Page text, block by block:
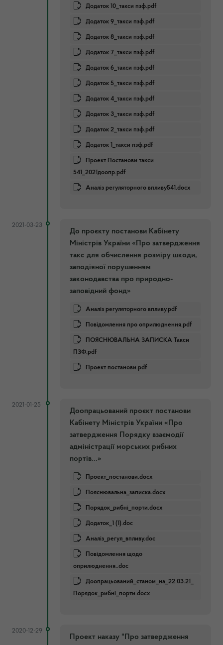
Додаток 10_такси пзф.pdf
Додаток 9_такси пзф.pdf
Додаток 8_такси пзф.pdf
Додаток 7_такси пзф.pdf
Додаток 6_такси пзф.pdf
Додаток 5_такси пзф.pdf
Додаток 4_такси пзф.pdf
Додаток 3_такси пзф.pdf
Додаток 2_такси пзф.pdf
Додаток 1_такси пзф.pdf
Проект Постанови такси
541_2021доопр.pdf
Аналіз регуляторного впливу541.docx
2021-03-23
До проєкту постанови Кабінету
Міністрів України «Про затвердження
такс для обчислення розміру шкоди,
заподіяної порушенням
законодавства про природно-
заповідний фонд»
Аналіз регуляторного впливу.pdf
Повідомлення про оприлюднення.pdf
ПОЯСНЮВАЛЬНА ЗАПИСКА Такси
ПЗФ.pdf
Проект постанови.pdf
2021-01-25
Доопрацьований проєкт постанови
Кабінету Міністрів України «Про
затвердження Порядку взаємодії
адміністрації морських рибних
портів...»
Проект_постанови.docx
Пояснювальна_записка.docx
Порядок_рибнi_порти.docx
Додаток_1 (1).doc
Аналiз_регул_впливу.doc
Повідомлення щодо
оприлюднення..doc
Доопрацьований_станом_на_22.03.21_
Порядок_рибнi_порти.docx
2020-12-29
Проект наказу "Про затвердження